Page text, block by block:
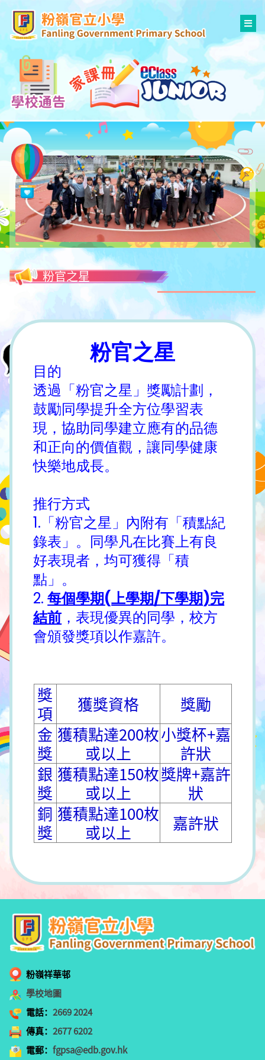
粉官之星
粉官之星
目的
透過「粉官之星」獎勵計劃，
鼓勵同學提升全方位學習表
現，協助同學建立應有的品德
和正向的價值觀，讓同學健康
快樂地成長。
推行方式
1.「粉官之星」內附有「積點紀
錄表」。同學凡在比賽上有良
好表現者，均可獲得「積
點」。
2.每個學期(上學期/下學期)完
結前 ，表現優異的同學，校方
會頒發獎項以作嘉許。
獎
項
獲獎資格
獎勵
金
獎
獲積點達200枚
或以上
小獎杯+嘉
許狀
銀
獎
獲積點達150枚
或以上
獎牌+嘉許
狀
銅
獎
獲積點達100枚
或以上
嘉許狀
粉嶺祥華邨
學校地圖
電話：2669 2024
傳真：2677 6202
電郵：fgpsa@edb.gov.hk